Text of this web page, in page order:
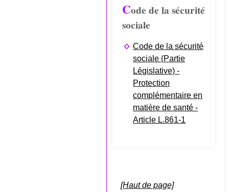
Code de la sécurité
sociale
Code de la sécurité
sociale (Partie
Législative) -
Protection
complémentaire en
matière de santé -
Article L.861-1
[Haut de page]